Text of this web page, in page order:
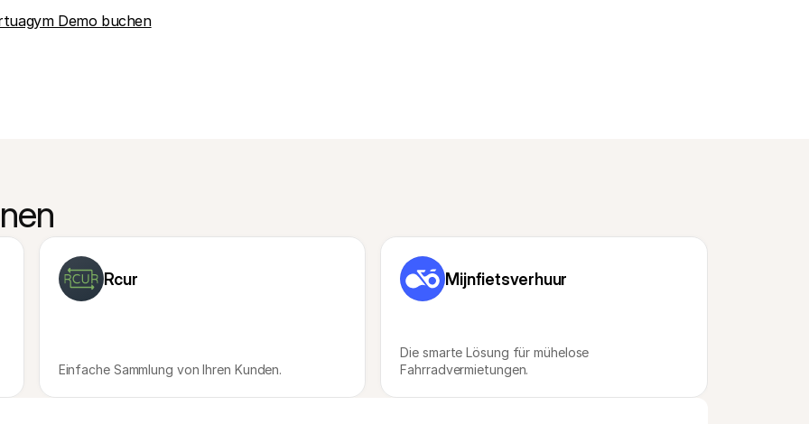
Demo buchen
Rcur
Einfache Sammlung von Ihren Kunden.
Mijnfietsverhuur
Die smarte Lösung für mühelose
Fahrradvermietungen.